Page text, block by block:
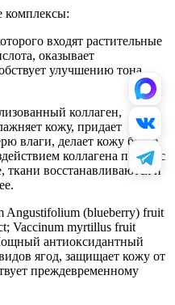
комплексы:
входят растительные
оказывает
улучшению тона
коллаген,
кожу, придает
влаги, делает кожу более
коллагена процесс
ткани восстанавливаются и
Angustifolium (blueberry) fruit
Vaccinum myrtillus fruit
антиоксидантный
ягод, защищает кожу от
преждевременному